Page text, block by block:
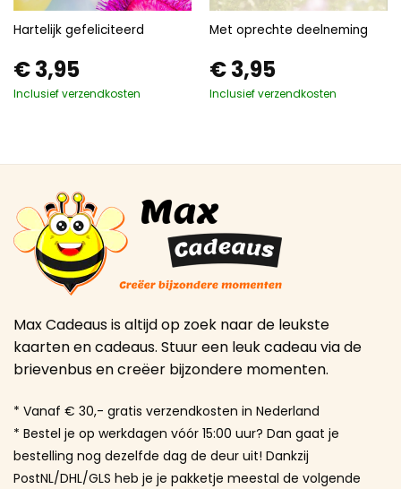
Hartelijk gefeliciteerd
€3,95
Inclusief verzendkosten
Met oprechte deelneming
€3,95
Inclusief verzendkosten
Max Cadeaus is altijd op zoek naar de leukste
kaarten en cadeaus. Stuur een leuk cadeau via de
brievenbus en creëer bijzondere momenten.
* Vanaf € 30,- gratis verzendkosten in Nederland
* Bestel je op werkdagen vóór 15:00 uur? Dan gaat je
bestelling nog dezelfde dag de deur uit! Dankzij
PostNL/DHL/GLS heb je je pakketje meestal de volgende